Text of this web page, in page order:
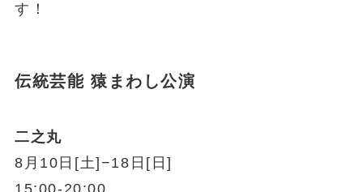
す！
伝統芸能 猿まわし公演
二之丸
8月10日[土]−18日[日]
15:00-20:00